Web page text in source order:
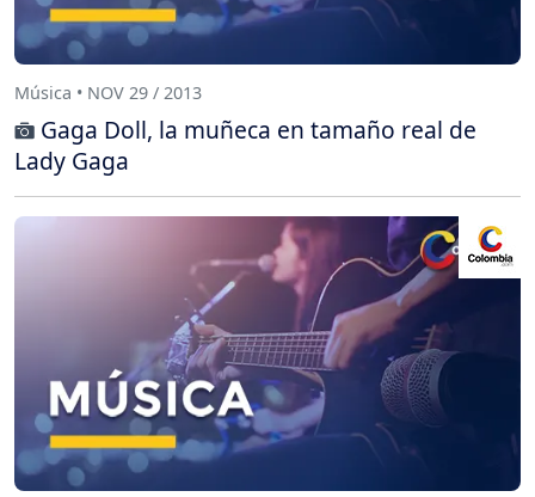
Música • NOV 29 / 2013
Gaga Doll, la muñeca en tamaño real de
Lady Gaga